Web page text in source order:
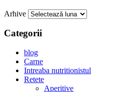
Arhive
Categorii
blog
Carne
Intreaba nutritionistul
Retete
Aperitive